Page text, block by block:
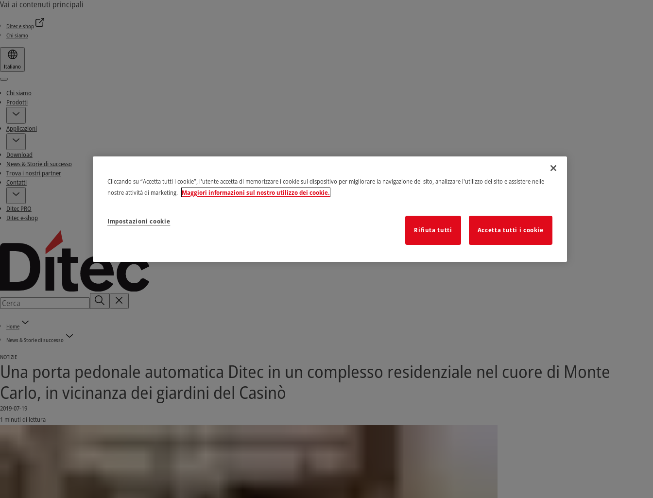
Vai ai contenuti principali
Ditec e-shop
Chi siamo
Italiano
Menu
Chi siamo
Prodotti
Applicazioni
Download
News & Storie di successo
Trova i nostri partner
Contatti
Ditec PRO
Ditec e-shop
Home
News & Storie di successo
NOTIZIE
Una porta pedonale automatica Ditec in un complesso residenziale nel cuore di Monte
Carlo, in vicinanza dei giardini del Casinò
2019-07-19
1 minuti di lettura
Cliccando su “Accetta tutti i cookie”, l'utente accetta di memorizzare i cookie sul dispositivo per migliorare la navigazione del sito, analizzare l'utilizzo del sito e assistere nelle
nostre attività di marketing. Maggiori informazioni sul nostro utilizzo dei cookie.
Rifiuta tutti Accetta tutti i cookie
Impostazioni cookie